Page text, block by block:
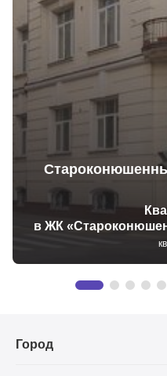
в ЖК
Город